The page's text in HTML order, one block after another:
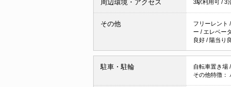
周辺環境・アクセス 3駅利用可 /3
その他 フリーレント /
ー / エレベー
良好 / 陽当り
駐車・駐輪 自転車置き場 /
その他特徴：